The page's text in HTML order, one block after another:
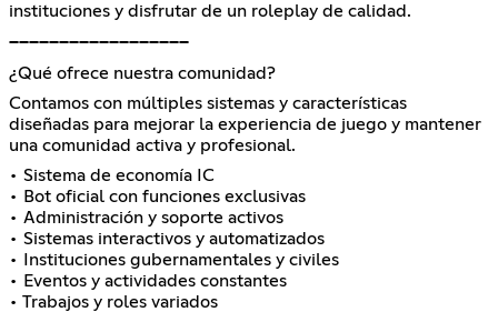
instituciones y disfrutar de un roleplay de calidad.
━━━━━━━━━━━━━━━━━━
¿Qué ofrece nuestra comunidad?
Contamos con múltiples sistemas y características
diseñadas para mejorar la experiencia de juego y mantener
una comunidad activa y profesional.
• Sistema de economía IC
• Bot oficial con funciones exclusivas
• Administración y soporte activos
• Sistemas interactivos y automatizados
• Instituciones gubernamentales y civiles
• Eventos y actividades constantes
• Trabajos y roles variados